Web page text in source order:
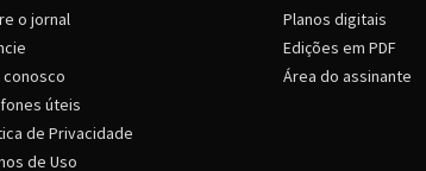
o jornal
conosco
úteis
de Privacidade
de Uso
Planos digitais
Edições em PDF
Área do assinante